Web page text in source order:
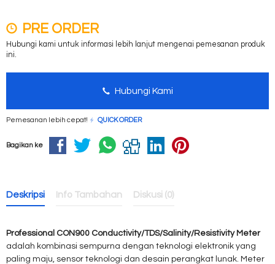
PRE ORDER
Hubungi kami untuk informasi lebih lanjut mengenai pemesanan produk
ini.
Hubungi Kami
Pemesanan lebih cepat! QUICK ORDER
Bagikan ke
Deskripsi Info Tambahan Diskusi (0)
Professional CON900 Conductivity/TDS/Salinity/Resistivity Meter
adalah kombinasi sempurna dengan teknologi elektronik yang
paling maju, sensor teknologi dan desain perangkat lunak. Meter